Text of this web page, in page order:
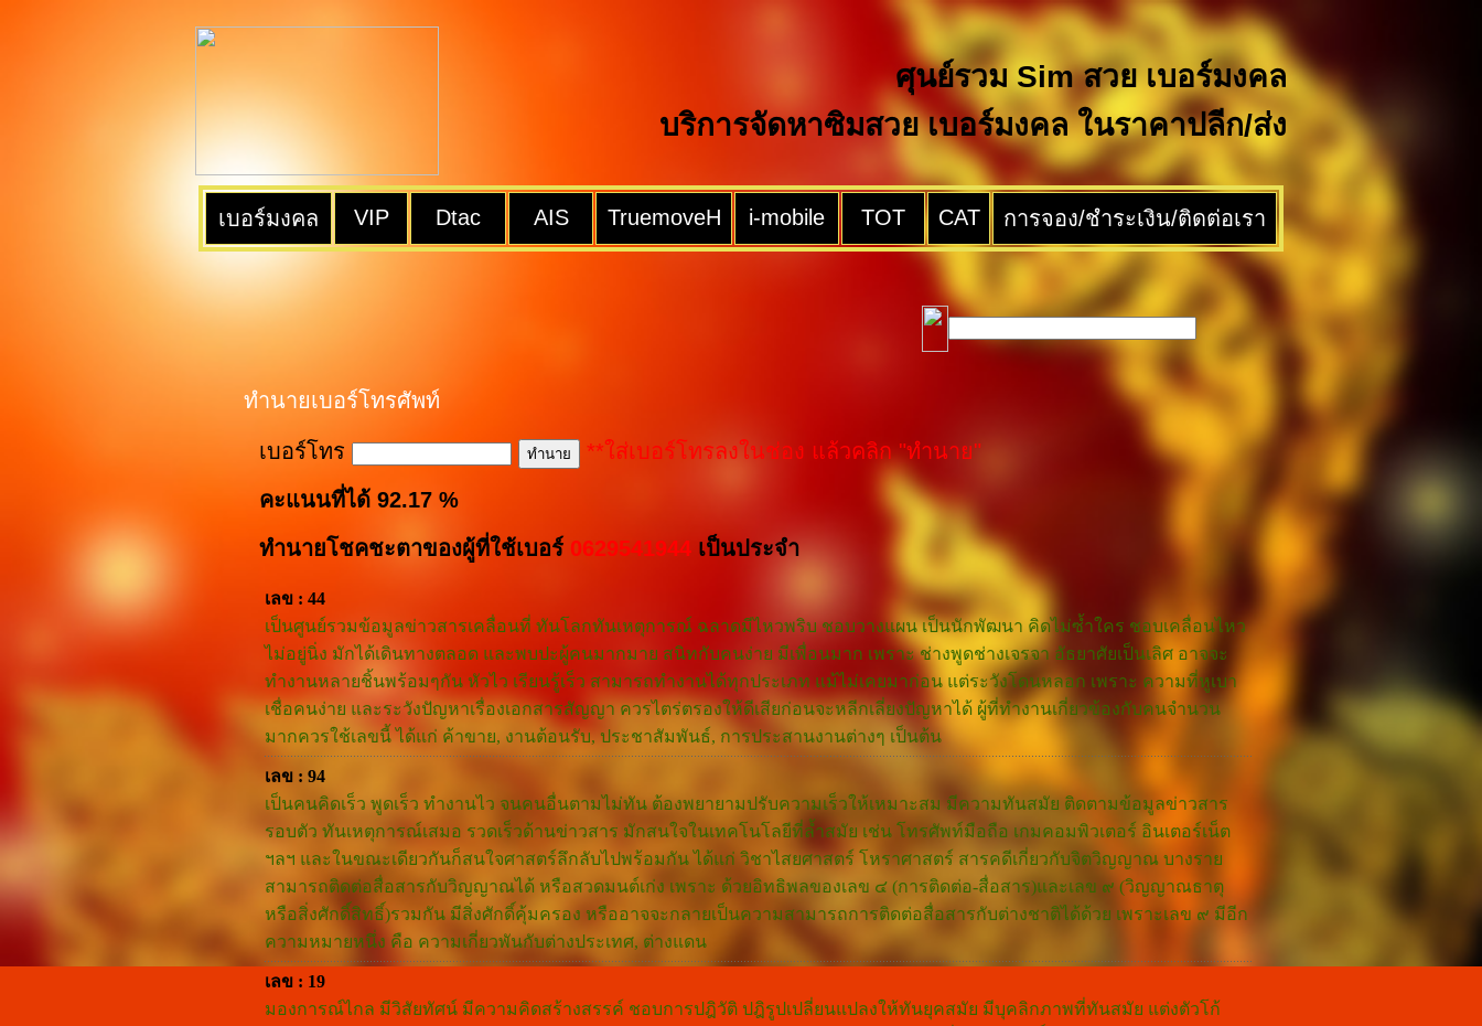
ศุนย์รวม Sim สวย เบอร์มงคล
บริการจัดหาซิมสวย เบอร์มงคล ในราคาปลีก/ส่ง
เบอร์มงคล VIP Dtac AIS TruemoveH i-mobile TOT CAT การจอง/ชำระเงิน/ติดต่อเรา
ทำนายเบอร์โทรศัพท์
เบอร์โทร
**ใส่เบอร์โทรลงในช่อง แล้วคลิก "ทำนาย"
คะแนนที่ได้ 92.17 %
ทำนายโชคชะตาของผู้ที่ใช้เบอร์ 0629541944 เป็นประจำ
เลข : 44
เป็นศูนย์รวมข้อมูลข่าวสารเคลื่อนที่ ทันโลกทันเหตุการณ์ ฉลาดมีไหวพริบ ชอบวางแผน เป็นนักพัฒนา คิดไม่ซ้ำใคร ชอบเคลื่อนไหว
ไม่อยู่นิ่ง มักได้เดินทางตลอด และพบปะผู้คนมากมาย สนิทกับคนง่าย มีเพื่อนมาก เพราะ ช่างพูดช่างเจรจา อัธยาศัยเป็นเลิศ อาจจะ
ทำงานหลายชิ้นพร้อมๆกัน หัวไว เรียนรู้เร็ว สามารถทำงานได้ทุกประเภท แม้ไม่เคยมาก่อน แต่ระวังโดนหลอก เพราะ ความที่หูเบา
เชื่อคนง่าย และระวังปัญหาเรื่องเอกสารสัญญา ควรไตร่ตรองให้ดีเสียก่อนจะหลีกเลี่ยงปัญหาได้ ผู้ที่ทำงานเกี่ยวข้องกับคนจำนวน
มากควรใช้เลขนี้ ได้แก่ ค้าขาย, งานต้อนรับ, ประชาสัมพันธ์, การประสานงานต่างๆ เป็นต้น
เลข : 94
เป็นคนคิดเร็ว พูดเร็ว ทำงานไว จนคนอื่นตามไม่ทัน ต้องพยายามปรับความเร็วให้เหมาะสม มีความทันสมัย ติดตามข้อมูลข่าวสาร
รอบตัว ทันเหตุการณ์เสมอ รวดเร็วด้านข่าวสาร มักสนใจในเทคโนโลยีที่ล้ำสมัย เช่น โทรศัพท์มือถือ เกมคอมพิวเตอร์ อินเตอร์เน็ต
ฯลฯ และในขณะเดียวกันก็สนใจศาสตร์ลึกลับไปพร้อมกัน ได้แก่ วิชาไสยศาสตร์ โหราศาสตร์ สารคดีเกี่ยวกับจิตวิญญาณ บางราย
สามารถติดต่อสื่อสารกับวิญญาณได้ หรือสวดมนต์เก่ง เพราะ ด้วยอิทธิพลของเลข ๔ (การติดต่อ-สื่อสาร)และเลข ๙ (วิญญาณธาตุ
หรือสิ่งศักดิ์สิทธิ์)รวมกัน มีสิ่งศักดิ์คุ้มครอง หรืออาจจะกลายเป็นความสามารถการติดต่อสื่อสารกับต่างชาติได้ด้วย เพราะเลข ๙ มีอีก
ความหมายหนึ่ง คือ ความเกี่ยวพันกับต่างประเทศ, ต่างแดน
เลข : 19
มองการณ์ไกล มีวิสัยทัศน์ มีความคิดสร้างสรรค์ ชอบการปฎิวัติ ปฎิรูปเปลี่ยนแปลงให้ทันยุคสมัย มีบุคลิกภาพที่ทันสมัย แต่งตัวโก้